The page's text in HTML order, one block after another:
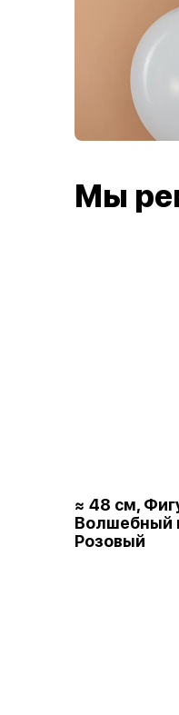
Мы
≈ 48 см,
Волшебный
Розовый